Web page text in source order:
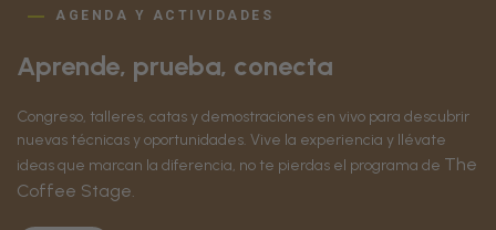
AGENDA Y ACTIVIDADES
Aprende, prueba, conecta
Congreso, talleres, catas y demostraciones en vivo para descubrir
nuevas técnicas y oportunidades. Vive la experiencia y llévate
ideas que marcan la diferencia, no te pierdas el programa de The
Coffee Stage.